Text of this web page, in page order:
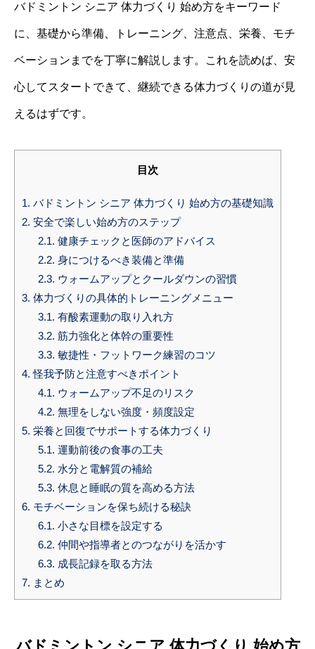
バドミントン シニア 体力づくり 始め方をキーワード
に、基礎から準備、トレーニング、注意点、栄養、モチ
ベーションまでを丁寧に解説します。これを読めば、安
心してスタートできて、継続できる体力づくりの道が見
えるはずです。
目次
1. バドミントン シニア 体力づくり 始め方の基礎知識
2. 安全で楽しい始め方のステップ
2.1. 健康チェックと医師のアドバイス
2.2. 身につけるべき装備と準備
2.3. ウォームアップとクールダウンの習慣
3. 体力づくりの具体的トレーニングメニュー
3.1. 有酸素運動の取り入れ方
3.2. 筋力強化と体幹の重要性
3.3. 敏捷性・フットワーク練習のコツ
4. 怪我予防と注意すべきポイント
4.1. ウォームアップ不足のリスク
4.2. 無理をしない強度・頻度設定
5. 栄養と回復でサポートする体力づくり
5.1. 運動前後の食事の工夫
5.2. 水分と電解質の補給
5.3. 休息と睡眠の質を高める方法
6. モチベーションを保ち続ける秘訣
6.1. 小さな目標を設定する
6.2. 仲間や指導者とのつながりを活かす
6.3. 成長記録を取る方法
7. まとめ